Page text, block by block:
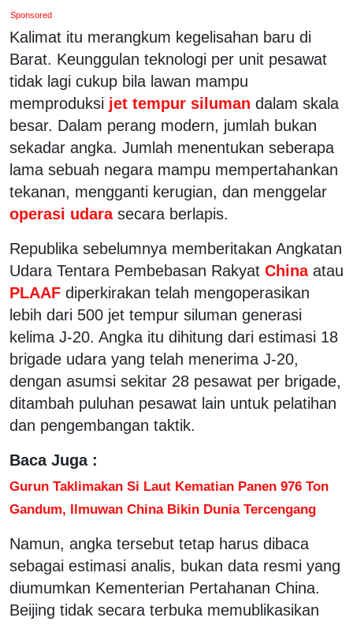
Sponsored
Kalimat itu merangkum kegelisahan baru di
Barat. Keunggulan teknologi per unit pesawat
tidak lagi cukup bila lawan mampu
memproduksi jet tempur siluman dalam skala
besar. Dalam perang modern, jumlah bukan
sekadar angka. Jumlah menentukan seberapa
lama sebuah negara mampu mempertahankan
tekanan, mengganti kerugian, dan menggelar
operasi udara secara berlapis.
Republika sebelumnya memberitakan Angkatan
Udara Tentara Pembebasan Rakyat China atau
PLAAF diperkirakan telah mengoperasikan
lebih dari 500 jet tempur siluman generasi
kelima J-20. Angka itu dihitung dari estimasi 18
brigade udara yang telah menerima J-20,
dengan asumsi sekitar 28 pesawat per brigade,
ditambah puluhan pesawat lain untuk pelatihan
dan pengembangan taktik.
Baca Juga :
Gurun Taklimakan Si Laut Kematian Panen 976 Ton
Gandum, Ilmuwan China Bikin Dunia Tercengang
Namun, angka tersebut tetap harus dibaca
sebagai estimasi analis, bukan data resmi yang
diumumkan Kementerian Pertahanan China.
Beijing tidak secara terbuka memublikasikan